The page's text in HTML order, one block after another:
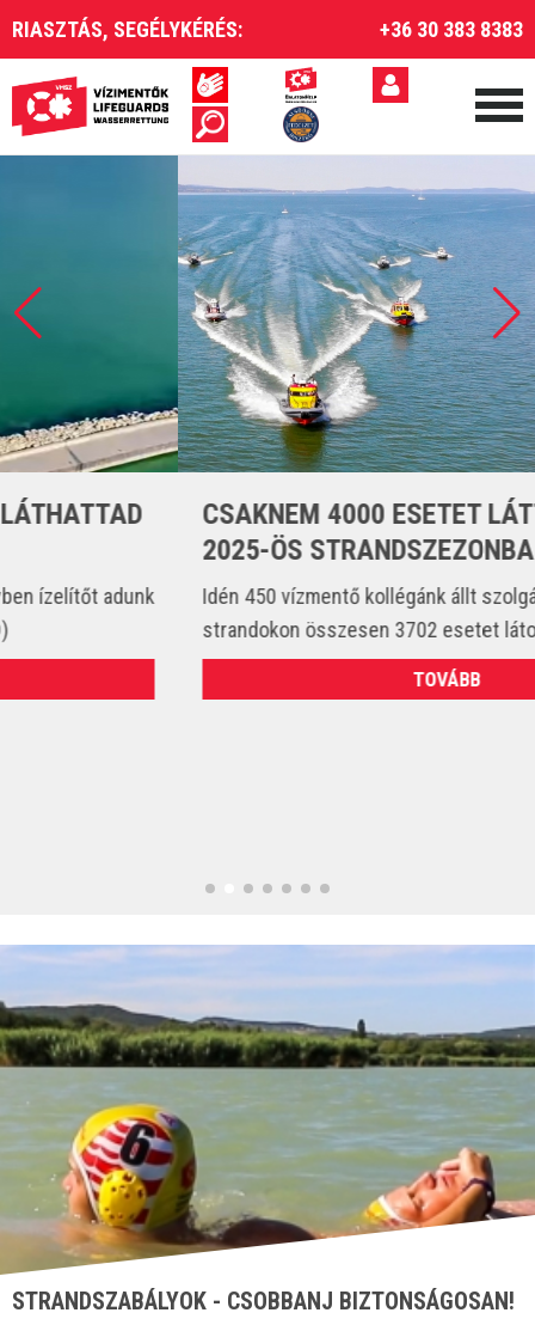
RIASZTÁS, SEGÉLYKÉRÉS: +36 30 383 8383
CSAKNEM 4000 ESETET LÁTTUNK EL A
2025-ÖS STRANDSZEZONBAN
Idén 450 vízmentő kollégánk állt szolgálatba és csak a
strandokon összesen 3702 esetet látott el. (VIDEÓ)
STRANDSZABÁLYOK - CSOBBANJ BIZTONSÁGOSAN!